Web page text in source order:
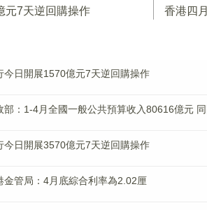
元7天逆回購操作 香港四
今日開展1570億元7天逆回購操作
部：1-4月全國一般公共預算收入80616億元
今日開展3570億元7天逆回購操作
金管局：4月底綜合利率為2.02厘